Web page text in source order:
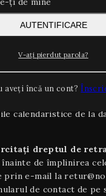
şi pot varia în funcție
curierului sau
(14 zile)
34/2014 și Directivei
consumatorilor, aveți
calendaristice de la
dreptul de
de împlinirea
prin e-mail la
de contact de pe
AUTENTIFICARE
V-ați pierdut parola?
aveți încă un cont?